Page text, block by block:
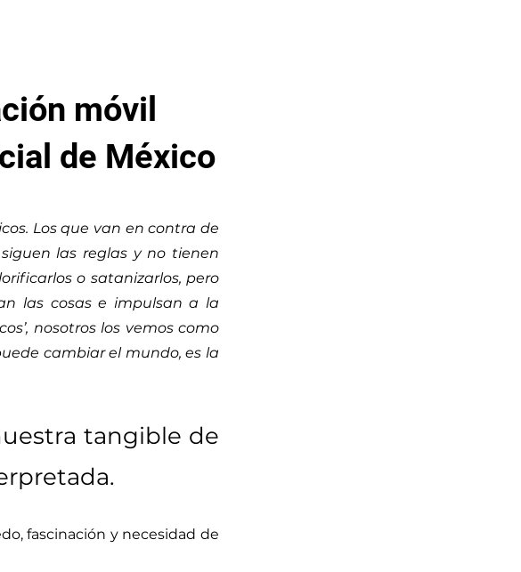
móvil
de México
Los que van en contra de
las reglas y no tienen
o satanizarlos, pero
las cosas e impulsan a la
nosotros los vemos como
cambiar el mundo, es la
tangible de
fascinación y necesidad de